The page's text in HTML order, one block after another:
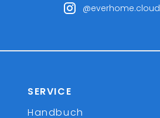
@everhome.cloud
SERVICE
Handbuch